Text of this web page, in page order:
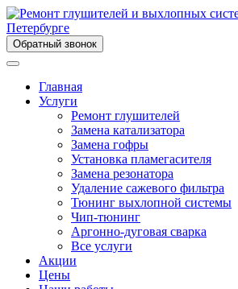
Обратный звонок
Главная
Услуги
Ремонт глушителей
Замена катализатора
Замена гофры
Установка пламегасителя
Замена резонатора
Удаление сажевого фильтра
Тюнинг выхлопной системы
Чип-тюнинг
Аргонно-дуговая сварка
Все услуги
Акции
Цены